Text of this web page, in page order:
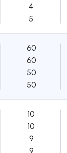
4
5
60
60
50
50
10
10
9
9